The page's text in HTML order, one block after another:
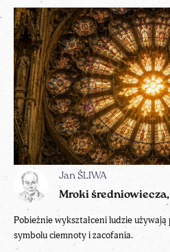
Jan ŚLIWA
Mroki
Pobieżnie wykształceni ludzie używają
symbolu ciemnoty i zacofania.